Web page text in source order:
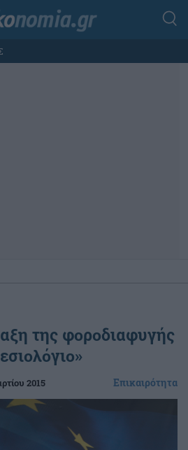
της φοροδιαφυγής
2015 Επικαιρότητα